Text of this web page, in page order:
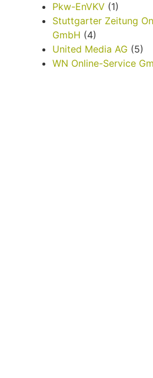
Pkw-EnVKV (1)
Stuttgarter Zeitung
GmbH (4)
United Media AG (5)
WN Online-Service